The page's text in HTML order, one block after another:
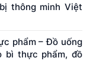
thông minh Việt
phẩm – Đồ uống
bì thực phẩm, đồ